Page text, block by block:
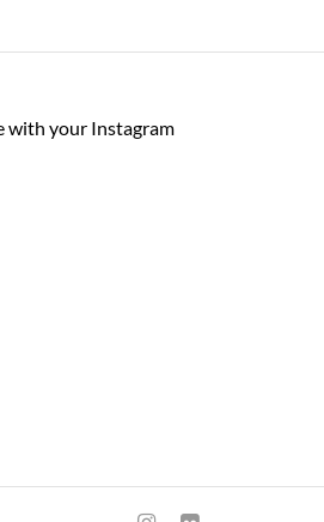
with your Instagram